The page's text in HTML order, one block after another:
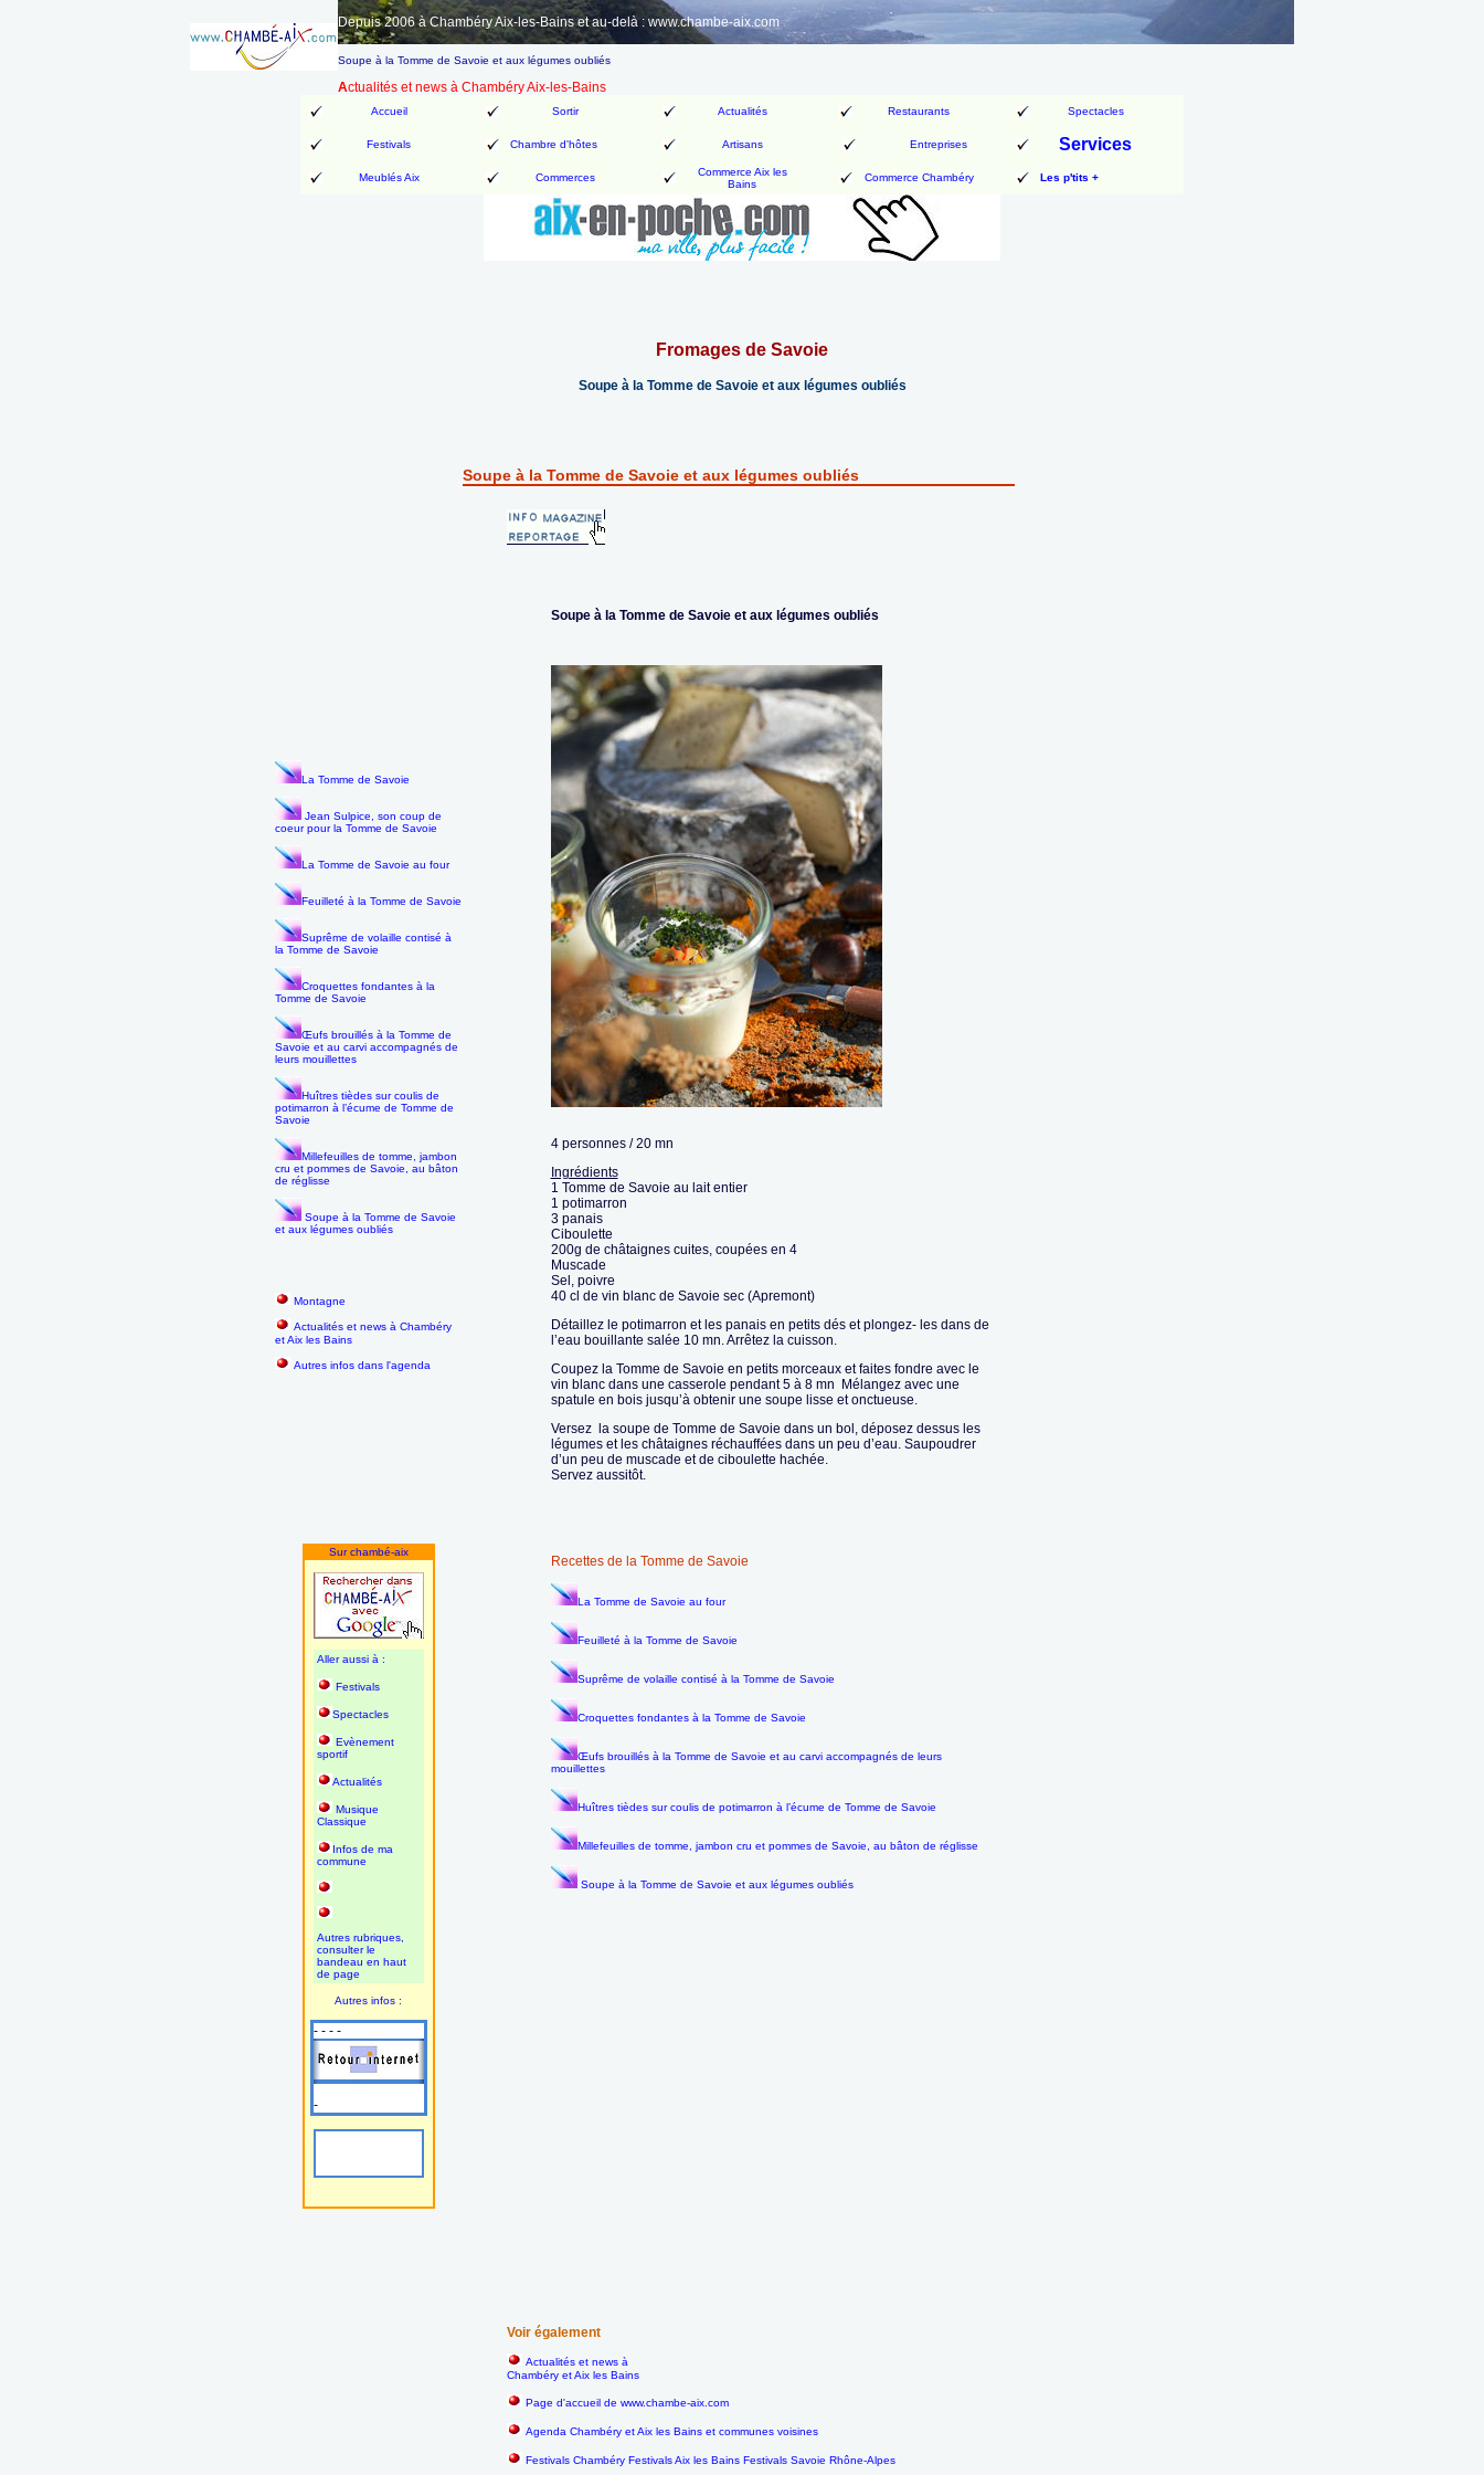
Depuis 2006 à Chambéry Aix-les-Bains et au-delà : www.chambe-aix.com
Soupe à la Tomme de Savoie et aux légumes oubliés
Actualités et news à Chambéry Aix-les-Bains
Accueil Sortir Actualités Restaurants Spectacles
Festivals Chambre d'hôtes Artisans Entreprises Services
Meublés Aix Commerces
Commerce Aix les
Bains
Commerce Chambéry Les p'tits +
Fromages de Savoie
Soupe à la Tomme de Savoie et aux légumes oubliés
Soupe à la Tomme de Savoie et aux légumes oubliés
La Tomme de Savoie
Jean Sulpice, son coup de
coeur pour la Tomme de Savoie
La Tomme de Savoie au four
Feuilleté à la Tomme de Savoie
Suprême de volaille contisé à
la Tomme de Savoie
Croquettes fondantes à la
Tomme de Savoie
Œufs brouillés à la Tomme de
Savoie et au carvi accompagnés de
leurs mouillettes
Huîtres tièdes sur coulis de
potimarron à l’écume de Tomme de
Savoie
Millefeuilles de tomme, jambon
cru et pommes de Savoie, au bâton
de réglisse
Soupe à la Tomme de Savoie
et aux légumes oubliés
Montagne
Actualités et news à Chambéry
et Aix les Bains
Autres infos dans l'agenda
Sur chambé-aix
Aller aussi à :
Festivals
Spectacles
Evènement
sportif
Actualités
Musique
Classique
Infos de ma
commune
Autres rubriques,
consulter le
bandeau en haut
de page
Autres infos :
- - - -
-
Soupe à la Tomme de Savoie et aux légumes oubliés
4 personnes / 20 mn
Ingrédients
1 Tomme de Savoie au lait entier
1 potimarron
3 panais
Ciboulette
200g de châtaignes cuites, coupées en 4
Muscade
Sel, poivre
40 cl de vin blanc de Savoie sec (Apremont)
Détaillez le potimarron et les panais en petits dés et plongez- les dans de
l’eau bouillante salée 10 mn. Arrêtez la cuisson.
Coupez la Tomme de Savoie en petits morceaux et faites fondre avec le
vin blanc dans une casserole pendant 5 à 8 mn
Mélangez avec une
spatule en bois jusqu’à obtenir une soupe lisse et onctueuse.
Versez la soupe de Tomme de Savoie dans un bol, déposez dessus les
légumes et les châtaignes réchauffées dans un peu d’eau. Saupoudrer
d’un peu de muscade et de ciboulette hachée.
Servez aussitôt.
Recettes de la Tomme de Savoie
La Tomme de Savoie au four
Feuilleté à la Tomme de Savoie
Suprême de volaille contisé à la Tomme de Savoie
Croquettes fondantes à la Tomme de Savoie
Œufs brouillés à la Tomme de Savoie et au carvi accompagnés de leurs
mouillettes
Huîtres tièdes sur coulis de potimarron à l’écume de Tomme de Savoie
Millefeuilles de tomme, jambon cru et pommes de Savoie, au bâton de réglisse
Soupe à la Tomme de Savoie et aux légumes oubliés
Voir également
Actualités et news à
Chambéry et Aix les Bains
Page d'accueil de www.chambe-aix.com
Agenda Chambéry et Aix les Bains et communes voisines
Festivals Chambéry Festivals Aix les Bains Festivals Savoie Rhône-Alpes